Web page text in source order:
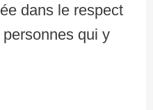
dans le respect
qui y